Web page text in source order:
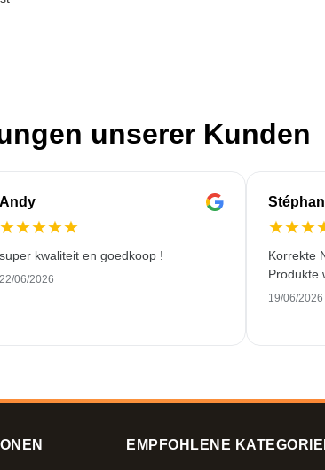
unserer Kunden
Andy
★★★★★
super kwaliteit en goedkoop !
22/06/2026
★★★
Korrekte
Produkte
19/06/2026
EMPFOHLENE